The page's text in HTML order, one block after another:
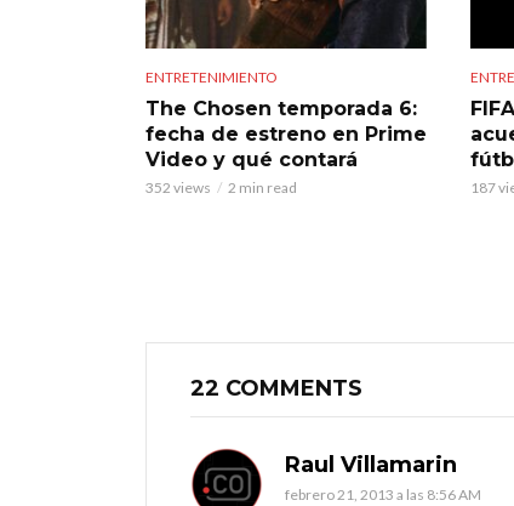
ENTRETENIMIENTO
The Chosen temporada 6:
fecha de estreno en Prime
Video y qué contará
352 views 2 min read 187
22 COMMENTS
Raul Villamarin
febrero 21, 2013 a las 8:56 AM